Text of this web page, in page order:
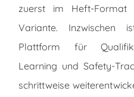
zuerst im Heft-
Variante. Inzwischen
Plattform für
Learning und Safety-
schrittweise